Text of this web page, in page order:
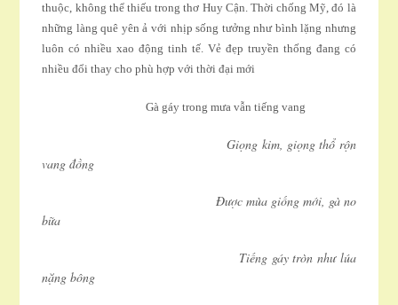
thuộc, không thể thiếu trong thơ Huy Cận. Thời chống Mỹ, đó là
những làng quê yên ả với nhịp sống tưởng như bình lặng nhưng
luôn có nhiều xao động tinh tế. Vẻ đẹp truyền thống đang có
nhiều đổi thay cho phù hợp với thời đại mới
Gà gáy trong mưa vẫn tiếng vang
Giọng kim, giọng thổ rộn
vang đồng
Ðược mùa giống mới, gà no
bữa
Tiếng gáy tròn như lúa
nặng bông